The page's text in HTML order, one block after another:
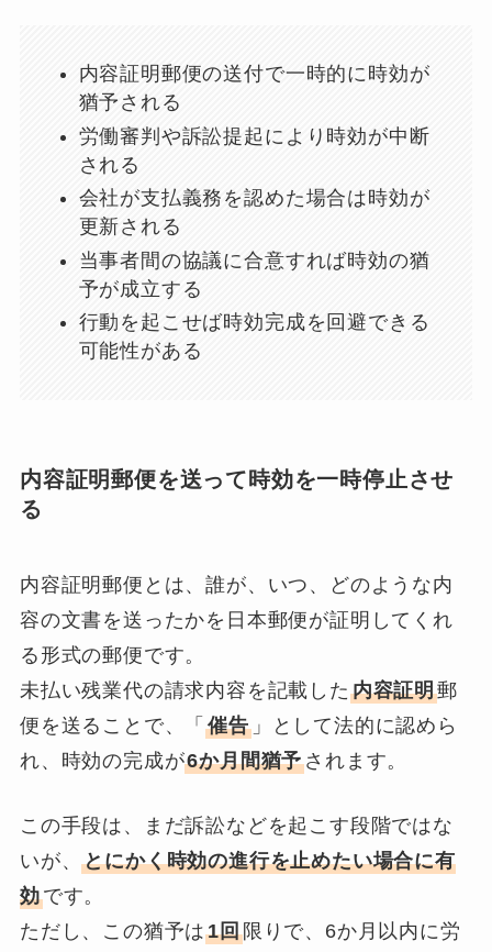
内容証明郵便の送付で一時的に時効が
猶予される
労働審判や訴訟提起により時効が中断
される
会社が支払義務を認めた場合は時効が
更新される
当事者間の協議に合意すれば時効の猶
予が成立する
行動を起こせば時効完成を回避できる
可能性がある
内容証明郵便を送って時効を一時停止させ
る
内容証明郵便とは、誰が、いつ、どのような内
容の文書を送ったかを日本郵便が証明してくれ
る形式の郵便です。
未払い残業代の請求内容を記載した 内容証明郵
便を送ることで、「催告」として法的に認めら
れ、時効の完成が6か月間猶予されます。
この手段は、まだ訴訟などを起こす段階ではな
いが、とにかく時効の進行を止めたい場合に有
効です。
ただし、この猶予は1回限りで、6か月以内に労